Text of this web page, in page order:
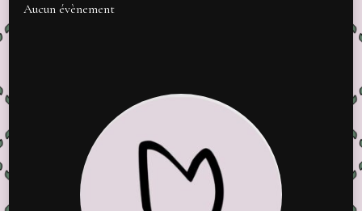
Aucun évènement